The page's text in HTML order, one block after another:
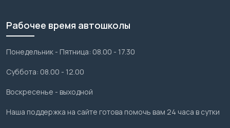
Рабочее время автошколы
Понедельник - Пятница: 08.00 - 17.30
Суббота: 08.00 - 12.00
Воскресенье - выходной
Наша поддержка на сайте готова помочь вам 24 часа в сутки